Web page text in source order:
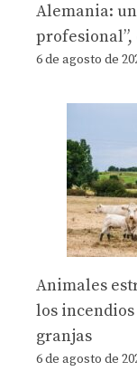
Alemania:
profesional”,
6 de agosto de
Animales
los
granjas
6 de agosto de